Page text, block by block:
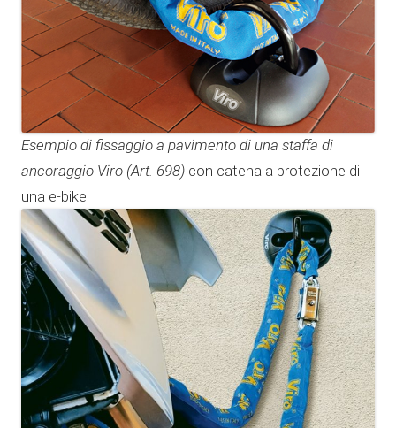
Esempio di fissaggio a pavimento di una staffa di
ancoraggio Viro (Art. 698) con catena a protezione di
una e-bike